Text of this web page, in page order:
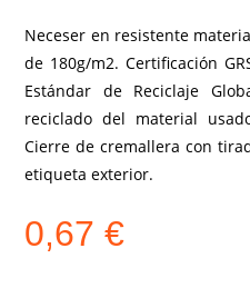
Neceser en resistente
de 180g/m2. Certificación
Estándar de Reciclaje
reciclado del material
Cierre de cremallera con
etiqueta exterior.
0,67€